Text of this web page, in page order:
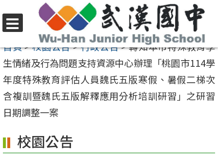
至
要
內
容
區
選
單
首頁>校園公告>行政公告>轉知本市特殊教育學
生情緒及行為問題支持資源中心辦理「桃園市114學
年度特殊教育評估人員魏氏五版寒假、暑假二梯次
含複訓暨魏氏五版解釋應用分析培訓研習」之研習
日期調整一案
校園公告